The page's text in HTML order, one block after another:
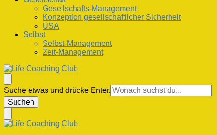
Gesellschafts-Management
Konzeption gesellschaftlicher Sicherheit
USA
Selbst
Selbst-Management
Zeit-Management
Life Coaching Club
Für Deine Lebenskompetenz
Suchst
du
nach
Suche etwas und drücke Enter.